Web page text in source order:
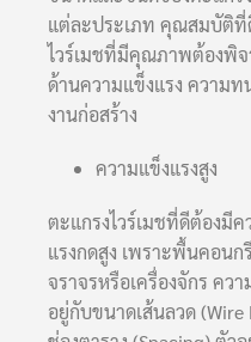
แต่ละประเภท คุณสมบัติที่
ไวร์เมชที่มีคุณภาพต้องพิ
ด้านความแข็งแรง ความ
งานก่อสร้าง
ความแข็งแรงสูง
ตะแกรงไวร์เมชที่ดีต้องมีค
แรงกดสูง เพราะพื้นคอน
จราจรหรือเครื่องจักร คว
อยู่กับขนาดเส้นลวด